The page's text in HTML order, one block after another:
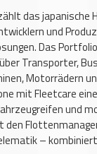
das japanische
und
Das
Transporter,
Motorrädern
mit Fleetcare
und
–